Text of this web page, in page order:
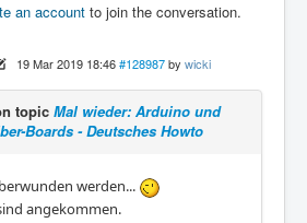
an account to join the conversation.
19 Mar 2019 18:46 #128987 by wicki
topic Mal wieder: Arduino und
Boards - Deutsches Howto
werden...
angekommen.